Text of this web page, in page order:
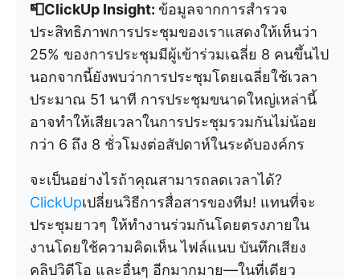
📮ClickUp Insight: ข้อมูลจากการสำรวจ
ประสิทธิภาพการประชุมของเราแสดงให้เห็นว่า
25% ของการประชุมมีผู้เข้าร่วมเฉลี่ย 8 คนขึ้นไป
นอกจากนี้ยังพบว่าการประชุมโดยเฉลี่ยใช้เวลา
ประมาณ 51 นาที การประชุมขนาดใหญ่เหล่านี้
อาจทำให้เสียเวลาในการประชุมรวมกันไม่น้อย
กว่า 6 ถึง 8 ชั่วโมงต่อสัปดาห์ในระดับองค์กร
จะเป็นอย่างไรถ้าคุณสามารถลดเวลาได้?
ClickUpเปลี่ยนวิธีการสื่อสารของทีม! แทนที่จะ
ประชุมยาวๆ ให้ทำงานร่วมกันโดยตรงภายใน
งานโดยใช้ความคิดเห็น ไฟล์แนบ บันทึกเสียง
คลิปวิดีโอ และอื่นๆ อีกมากมาย—ในที่เดียว